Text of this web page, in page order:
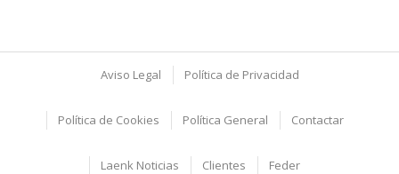
Aviso Legal Política de Privacidad
Política de Cookies Política General Contactar
Laenk Noticias Clientes Feder